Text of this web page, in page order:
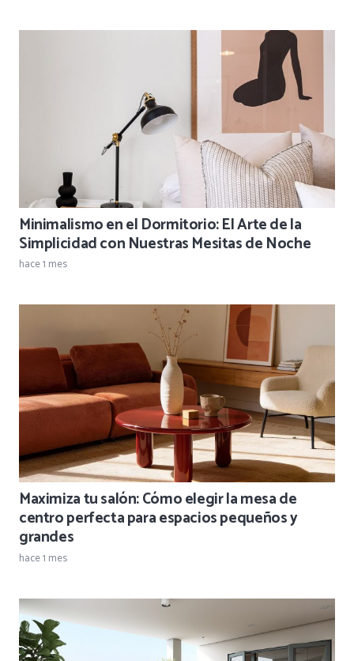
Minimalismo en el Dormitorio: El Arte de la
Simplicidad con Nuestras Mesitas de Noche
hace 1 mes
Maximiza tu salón: Cómo elegir la mesa de
centro perfecta para espacios pequeños y
grandes
hace 1 mes